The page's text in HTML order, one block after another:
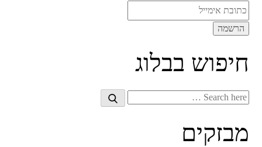
חיפוש בבלוג
Search
Search
מבזקים